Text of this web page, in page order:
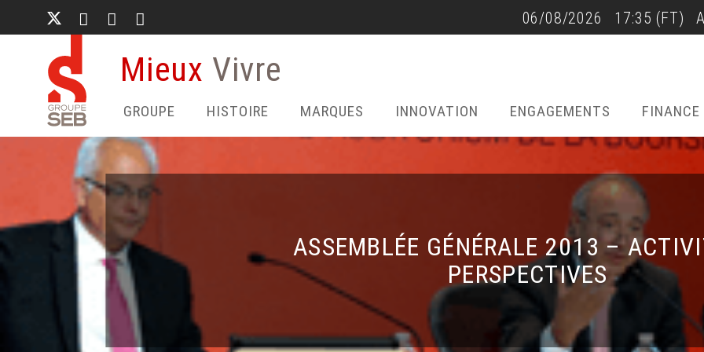
principal
06/08/2026 17:35 (FT)
Mieux Vivre
GROUPE HISTOIRE MARQUES INNOVATION ENGAGEMENTS FINANCE
41,260RmB -0,58%
22/07/2026 - 17:40
ASSEMBLÉE GÉNÉRALE 2013 –
PERSPECTIVES